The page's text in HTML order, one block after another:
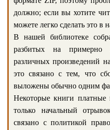
должно; если вы хотите
можете легко сделать это в
В нашей библиотеке
разбитых на примерно
различных произведений
это связано с тем, что
выложены обычно одним
Некоторые книги
только начальный
связано с политикой